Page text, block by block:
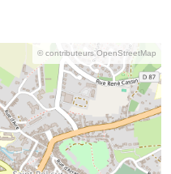
© contributeurs OpenStreetMap